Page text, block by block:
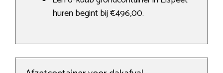
huren begint bij €496,00.